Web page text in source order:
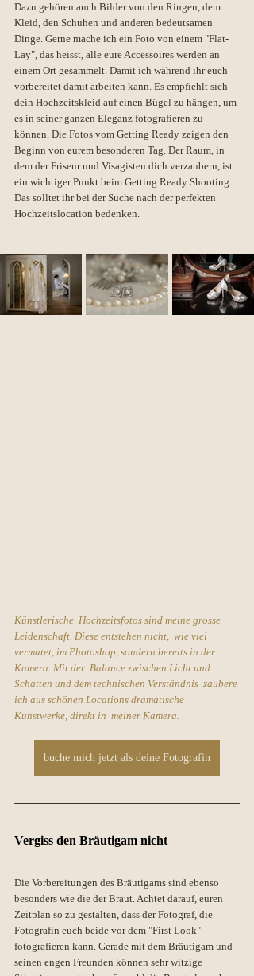
Dazu gehören auch Bilder von den Ringen, dem
Kleid, den Schuhen und anderen bedeutsamen
Dinge. Gerne mache ich ein Foto von einem "Flat-
Lay", das heisst, alle eure Accessoires werden an
einem Ort gesammelt. Damit ich während ihr euch
vorbereitet damit arbeiten kann. Es empfiehlt sich
dein Hochzeitskleid auf einen Bügel zu hängen, um
es in seiner ganzen Eleganz fotografieren zu
können. Die Fotos vom Getting Ready zeigen den
Beginn von eurem besonderen Tag. Der Raum, in
dem der Friseur und Visagisten dich verzaubern, ist
ein wichtiger Punkt beim Getting Ready Shooting.
Das solltet ihr bei der Suche nach der perfekten
Hochzeitslocation bedenken.
Künstlerische  Hochzeitsfotos sind meine grosse
Leidenschaft. Diese entstehen nicht,  wie viel
vermutet, im Photoshop, sondern bereits in der
Kamera. Mit der  Balance zwischen Licht und
Schatten und dem technischen Verständnis  zaubere
ich aus schönen Locations dramatische
Kunstwerke, direkt in  meiner Kamera.
buche mich jetzt als deine Fotografin
Vergiss den Bräutigam nicht
Die Vorbereitungen des Bräutigams sind ebenso
besonders wie die der Braut. Achtet darauf, euren
Zeitplan so zu gestalten, dass der Fotograf, die
Fotografin euch beide vor dem "First Look"
fotografieren kann. Gerade mit dem Bräutigam und
seinen engen Freunden können sehr witzige